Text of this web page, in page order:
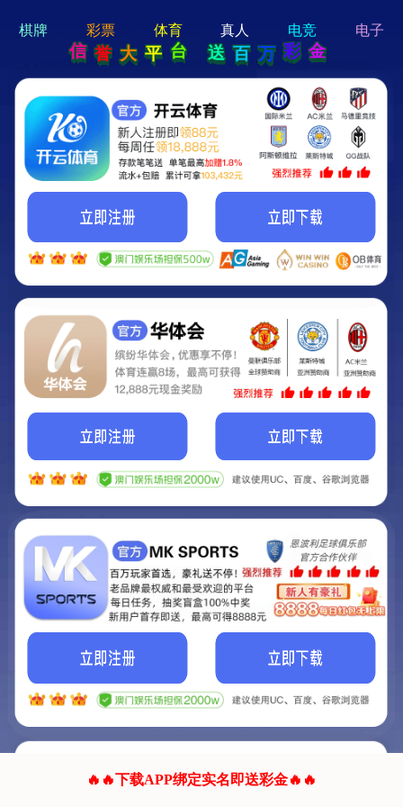
hi 💗
Hey Guys!
我们即将上线啦...
我们的网站正在建设.
它将是非常棒的网站.
联系我们!